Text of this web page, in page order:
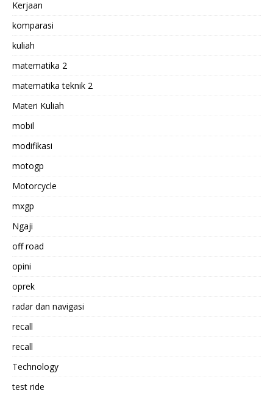
Kerjaan
komparasi
kuliah
matematika 2
matematika teknik 2
Materi Kuliah
mobil
modifikasi
motogp
Motorcycle
mxgp
Ngaji
off road
opini
oprek
radar dan navigasi
recall
recall
Technology
test ride